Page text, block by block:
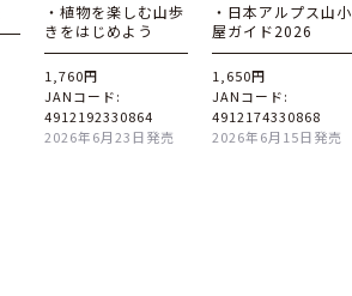
・植物を楽しむ山歩
きをはじめよう
1,760円
JANコード:
4912192330864
2026年6月23日発売
・日本アルプス山小
屋ガイド2026
1,650円
JANコード:
4912174330868
2026年6月15日発売